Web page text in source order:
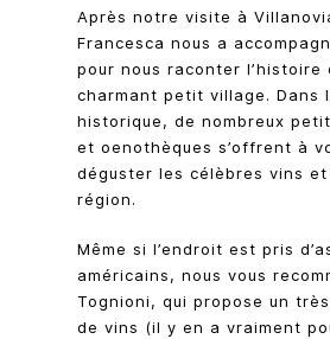
Après notre visite à
Francesca nous a
pour nous raconter l’histoire
charmant petit village. Dans
historique, de nombreux
et oenothèques s’offrent à
déguster les célèbres vins
région.
Même si l’endroit est pris
américains, nous vous
Tognioni, qui propose un
de vins (il y en a vraiment